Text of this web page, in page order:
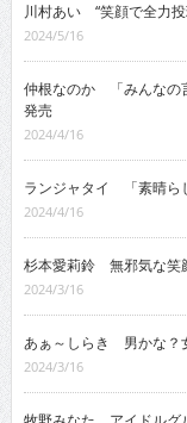
川村あい “笑顔で全力
2024/5/16
仲根なのか 「みんなの
発売
2024/4/16
ランジャタイ 「素晴ら
2024/4/16
杉本愛莉鈴 無邪気な笑
2024/3/16
あぁ～しらき 男かな？
2024/3/16